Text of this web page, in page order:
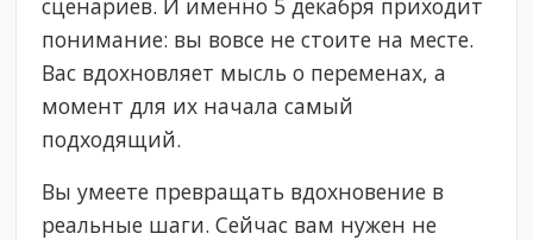
сценариев. И именно 5 декабря приходит
понимание: вы вовсе не стоите на месте.
Вас вдохновляет мысль о переменах, а
момент для их начала самый
подходящий.
Вы умеете превращать вдохновение в
реальные шаги. Сейчас вам нужен не